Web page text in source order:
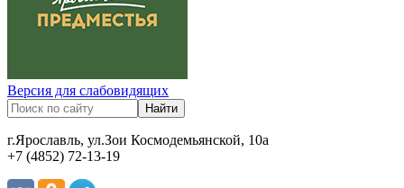
Версия для слабовидящих
г.Ярославль, ул.Зои Космодемьянской, 10а
+7 (4852) 72-13-19